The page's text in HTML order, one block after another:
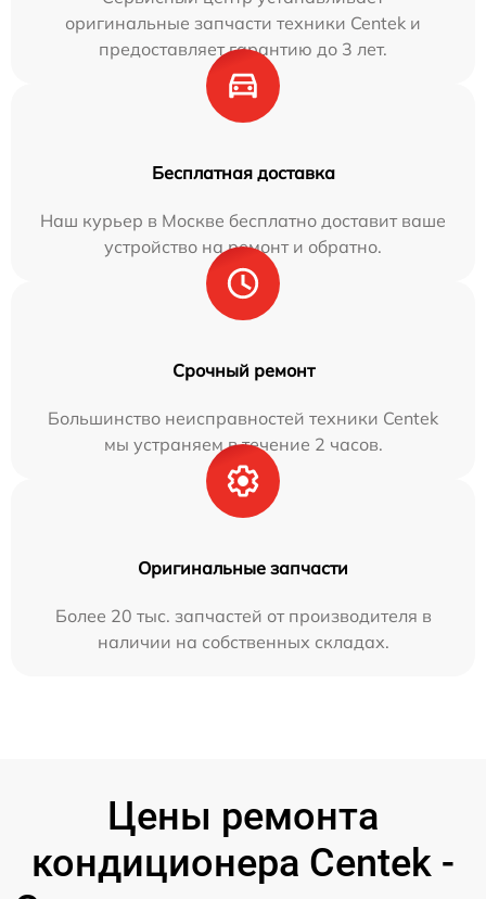
оригинальные запчасти техники Centek и
предоставляет гарантию до 3 лет.
Бесплатная доставка
Наш курьер в Москве бесплатно доставит ваше
устройство на ремонт и обратно.
Срочный ремонт
Большинство неисправностей техники Centek
мы устраняем в течение 2 часов.
Оригинальные запчасти
Более 20 тыс. запчастей от производителя в
наличии на собственных складах.
Цены ремонта
кондиционера Centek -